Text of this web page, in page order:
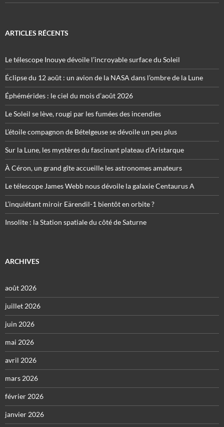
ARTICLES RÉCENTS
Le télescope Inouye dévoile l’incroyable surface du Soleil
Éclipse du 12 août : un avion de la NASA dans l’ombre de la Lune
Éphémérides : le ciel du mois d’août 2026
Le Soleil se lève, rougi par les fumées des incendies
L’étoile compagnon de Bételgeuse se dévoile un peu plus
Sur la Lune, les mystères du fascinant plateau d’Aristarque
À Céron, un grand gîte accueille les astronomes amateurs
Le télescope James Webb nous dévoile la galaxie Centaurus A
L’inquiétant miroir Eärendil-1 bientôt en orbite ?
Insolite : la Station spatiale du côté de Saturne
ARCHIVES
août 2026
juillet 2026
juin 2026
mai 2026
avril 2026
mars 2026
février 2026
janvier 2026